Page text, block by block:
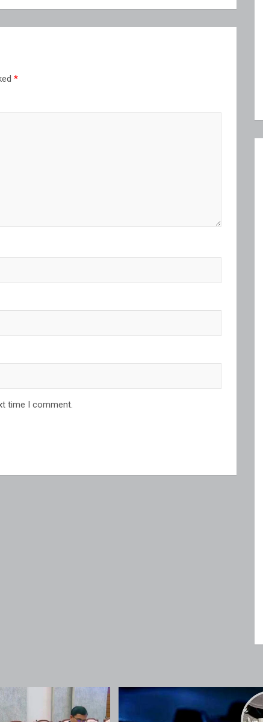
*
time I comment.